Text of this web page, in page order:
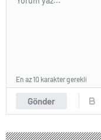
Gönder
En az 10 karakter gerekli